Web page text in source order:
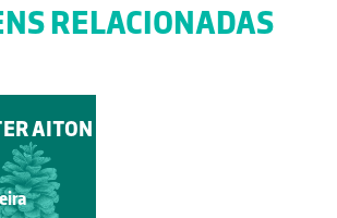
RELACIONADAS
Santos
AITON